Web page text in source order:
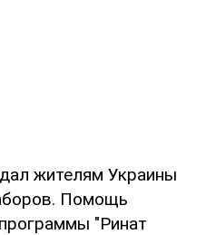
жителям Украины
Помощь
"Ринат